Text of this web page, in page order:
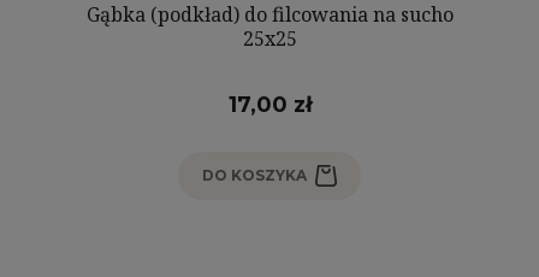
Gąbka (podkład) do filcowania na sucho
25x25
17,00 zł
DO KOSZYKA